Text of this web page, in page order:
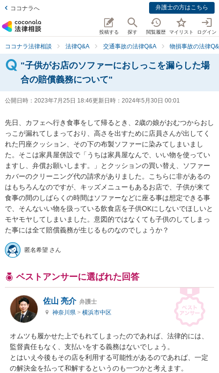
ココナラへ 弁護士の方はこちら
投稿する 探す 閲覧履歴 マイリスト ログイン
ココナラ法律相談 法律Q&A 交通事故の法律Q&A 物損事故の法律
"子供がお店のソファーにおしっこを漏らした場
合の賠償義務について"
公開日時： 2023年7月25日 18:46更新日時： 2024年5月30日 00:01
先日、カフェへ行き食事をして帰るとき、2歳の娘がおむつからおし
っこが漏れてしまっており、高さを出すために店員さんが出してく
れた円座クッション、その下の布製ソファーに染みてしまいまし
た。そこは家具屋併設で「うちは家具屋なんで、いい物を使ってい
ますし、弁償お願いします。」とクッションの買い替え、ソファー
カバーのクリーニング代の請求がありました。こちらに非があるの
はもちろんなのですが、キッズメニューもあるお店で、子供が来て
食事の間のしばらくの時間はソファーなどに座る事は想定できる事
で、そんないい物を扱っている飲食店を子供OKにしないでほしいと
モヤモヤしてしまいました。意図的ではなくても子供のしてしまっ
た事には全て賠償義務が生じるものなのでしょうか？
匿名希望 さん
ベストアンサーに選ばれた回答
佐山 亮介 弁護士
神奈川県 > 横浜市中区
オムツも履かせた上でもれてしまったのであれば、法律的には、
監督責任もなく、支払いをする義務はないでしょう。
とはいえ今後もその店を利用する可能性があるのであれば、一定
の解決金を払って和解するというのも一つかと考えます。